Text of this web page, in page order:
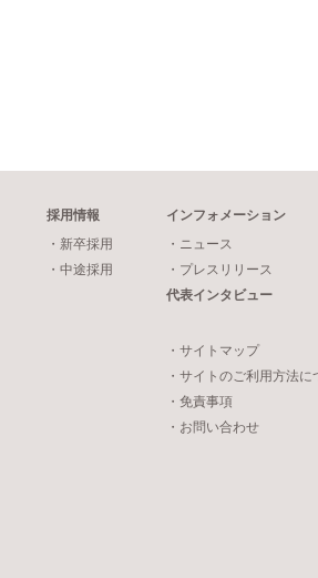
採用情報
・新卒採用
・中途採用
インフォメーション
・ニュース
・プレスリリース
代表インタビュー
・サイトマップ
・サイトのご利用方法に
・免責事項
・お問い合わせ